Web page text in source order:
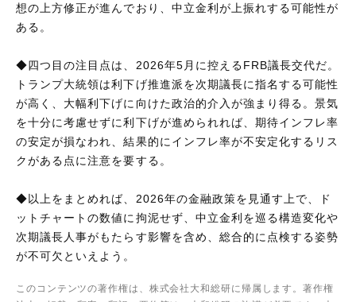
想の上方修正が進んでおり、中立金利が上振れする可能性が
ある。
◆四つ目の注目点は、2026年5月に控えるFRB議長交代だ。
トランプ大統領は利下げ推進派を次期議長に指名する可能性
が高く、大幅利下げに向けた政治的介入が強まり得る。景気
を十分に考慮せずに利下げが進められれば、期待インフレ率
の安定が損なわれ、結果的にインフレ率が不安定化するリス
クがある点に注意を要する。
◆以上をまとめれば、2026年の金融政策を見通す上で、ド
ットチャートの数値に拘泥せず、中立金利を巡る構造変化や
次期議長人事がもたらす影響を含め、総合的に点検する姿勢
が不可欠といえよう。
このコンテンツの著作権は、株式会社大和総研に帰属します。著作権